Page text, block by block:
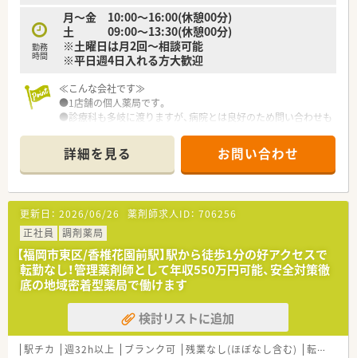
勤務
時間
月～金 10:00～16:00(休憩00分)
土 09:00～13:30(休憩00分)
※土曜日は月2回～相談可能
※平日週4日入れる方大歓迎
≪こんな会社です≫
●1店舗の個人薬局です。
●診療科も多岐に渡りますが、病院とは良好のため問い合わせも
●処方箋はそれほど多くありませんが、一包化が多いため常に薬
剤師3人になるような体制を組んでおります。
≪派遣でのお仕事とは≫
弊社の派遣社員としてご登録いただき、弊社の契約先で一定期
間お仕事をしていただくスタイルです。
≪こんな方は派遣就業がオススメ≫
●経験、スキルをいかして高収入ご希望の方
●勉強のために、いろいろな薬局で経験を積みたい方
●旅行等で定期的に連休を取りたい方
●転居の可能性があり、期間を区切って就業したい方
●正社員で希望に合った転職先が見つかるまで、収入を途切れさ
せたくない方
詳細を見る お問い合わせ
更新日： 2026/06/26 薬剤師求人ID： 706256
正社員
調剤薬局
【福岡市東区/香椎花園前駅】駅から徒歩1分の好アクセスで
転勤なし！管理薬剤師として年収550万円可能、安全対策徹
底の地域密着型薬局で働けます
検討リストに追加
駅チカ 週32h以上 ブランク可 残業なし(ほぼなし含む) 転勤なし